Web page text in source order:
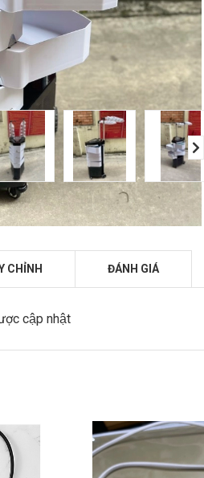
CHỈNH ĐÁNH GIÁ
cập nhật